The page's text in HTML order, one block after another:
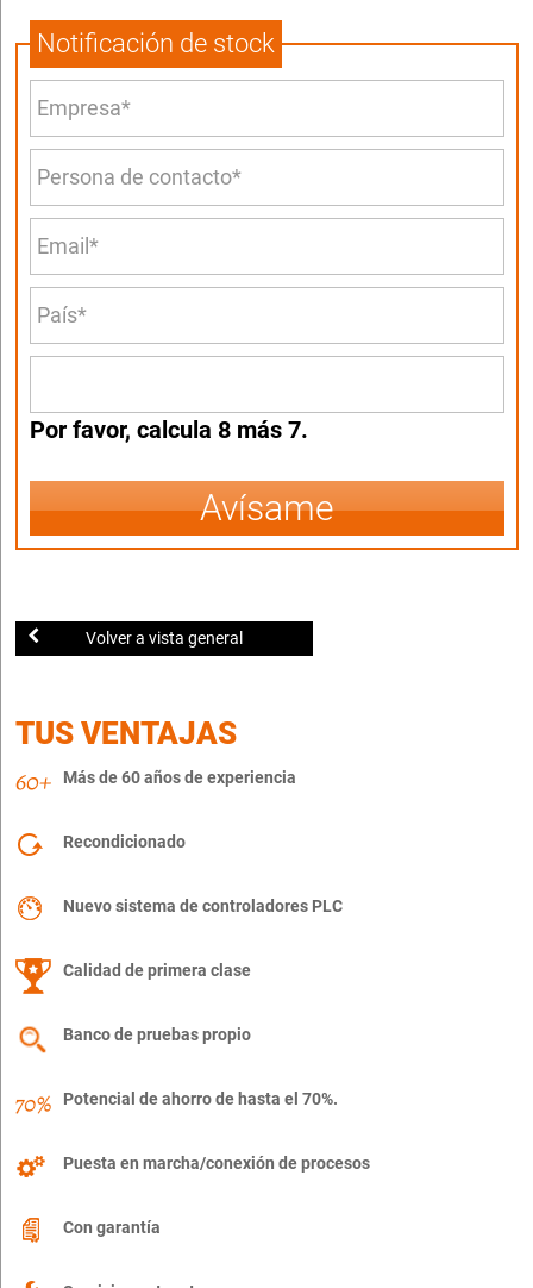
Notificación de stock
Por favor, calcula 8 más 7.
Avísame
Volver a vista general
TUS VENTAJAS
Más de 60 años de experiencia
Recondicionado
Nuevo sistema de controladores PLC
Calidad de primera clase
Banco de pruebas propio
Potencial de ahorro de hasta el 70%.
Puesta en marcha/conexión de procesos
Con garantía